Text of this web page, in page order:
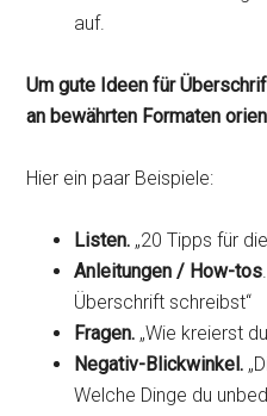
auf.
Um gute Ideen für
an bewährten Formaten
Hier ein paar Beispiele:
Listen. „20 Tipps für
Anleitungen / How-tos
Überschrift schreibst“
Fragen. „Wie kreierst
Negativ-Blickwinkel.
Welche Dinge du